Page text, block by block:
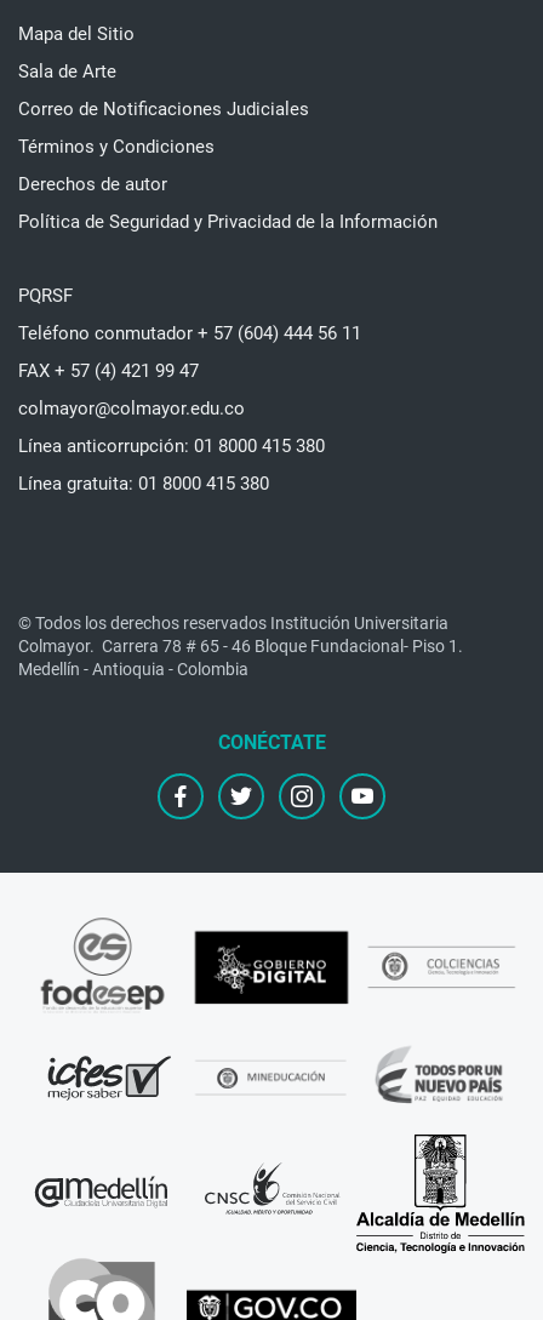
Mapa del Sitio
Sala de Arte
Correo de Notificaciones Judiciales
Términos y Condiciones
Derechos de autor
Política de Seguridad y Privacidad de la Información
PQRSF
Teléfono conmutador + 57 (604) 444 56 11
FAX + 57 (4) 421 99 47
colmayor@colmayor.edu.co
Línea anticorrupción: 01 8000 415 380
Línea gratuita: 01 8000 415 380
© Todos los derechos reservados Institución Universitaria
Colmayor. Carrera 78 # 65 - 46 Bloque Fundacional- Piso 1.
Medellín - Antioquia - Colombia